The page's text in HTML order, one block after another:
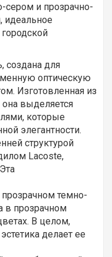
сером и прозрачно-
идеальное
создана для
оптическую
Изготовленная из
она выделяется
которые
элегантности.
структурой
Lacoste,
темно-
в прозрачном
В целом,
делает ее